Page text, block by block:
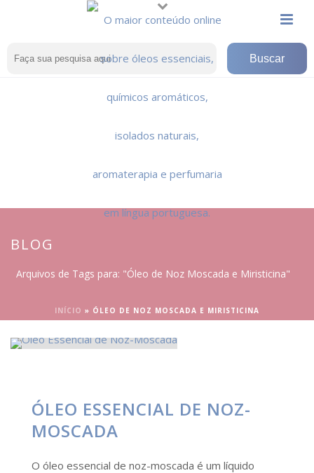
BLOG
Arquivos de Tags para: "Óleo de Noz Moscada e Miristicina"
INÍCIO » ÓLEO DE NOZ MOSCADA E MIRISTICINA
ÓLEO ESSENCIAL DE NOZ-
MOSCADA
O óleo essencial de noz-moscada é um líquido